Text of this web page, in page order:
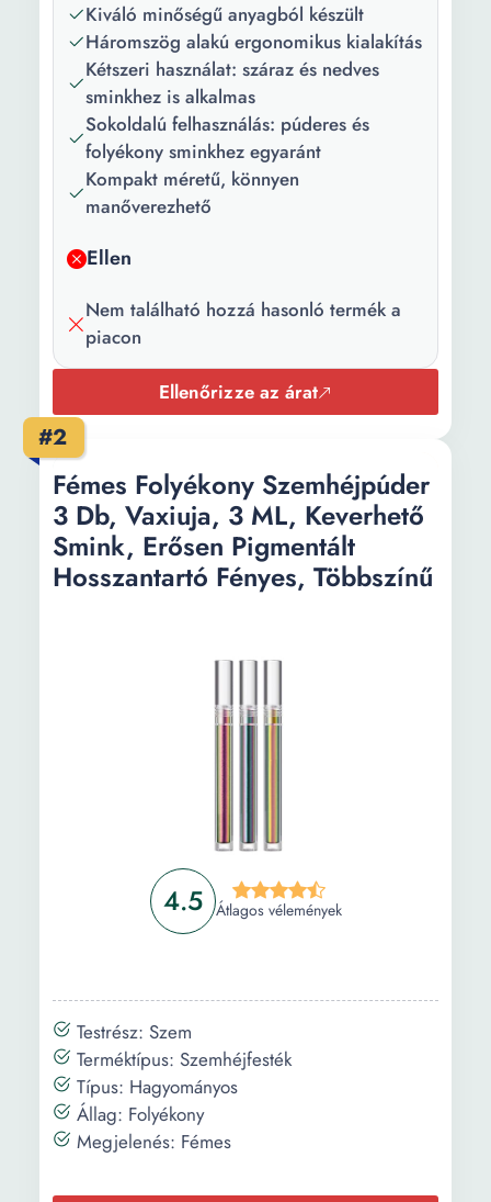
Használat:
Alapozó felviteléhez
Korrektor Púder
Arcpirosító felviteléhez
Kontúrozó felviteléhez
Szemhéjfesték felviteléhez
Highlighterek Bronzosító
púder Alapozók
Szín:
Kefe típusa:
Szintetikus
Darabok
6
Hosszúság:
Magasság:
7.2 cm
Súly:
0.015 kg
Kiváló minőségű anyagból készült
Háromszög alakú ergonomikus kialakítás
Kétszeri használat: száraz és nedves
sminkhez is alkalmas
Sokoldalú felhasználás: púderes és
folyékony sminkhez egyaránt
Kompakt méretű, könnyen
manőverezhető
Ellen
Nem található hozzá hasonló termék a
piacon
Ellenőrizze az árat
#2
4.5 Átlagos vélemények
Fémes Folyékony Szemhéjpúder
3 Db, Vaxiuja, 3 ML, Keverhető
Smink, Erősen Pigmentált
Hosszantartó Fényes, Többszínű
Testrész: Szem
Terméktípus: Szemhéjfesték
Típus: Hagyományos
Állag: Folyékony
Megjelenés: Fémes